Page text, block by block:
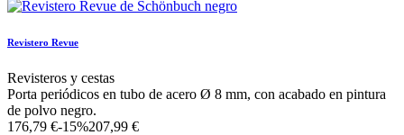
Revistero Revue
Revisteros y cestas
Porta periódicos en tubo de acero Ø 8 mm, con acabado en pintura
de polvo negro.
176,79 €-15%207,99 €